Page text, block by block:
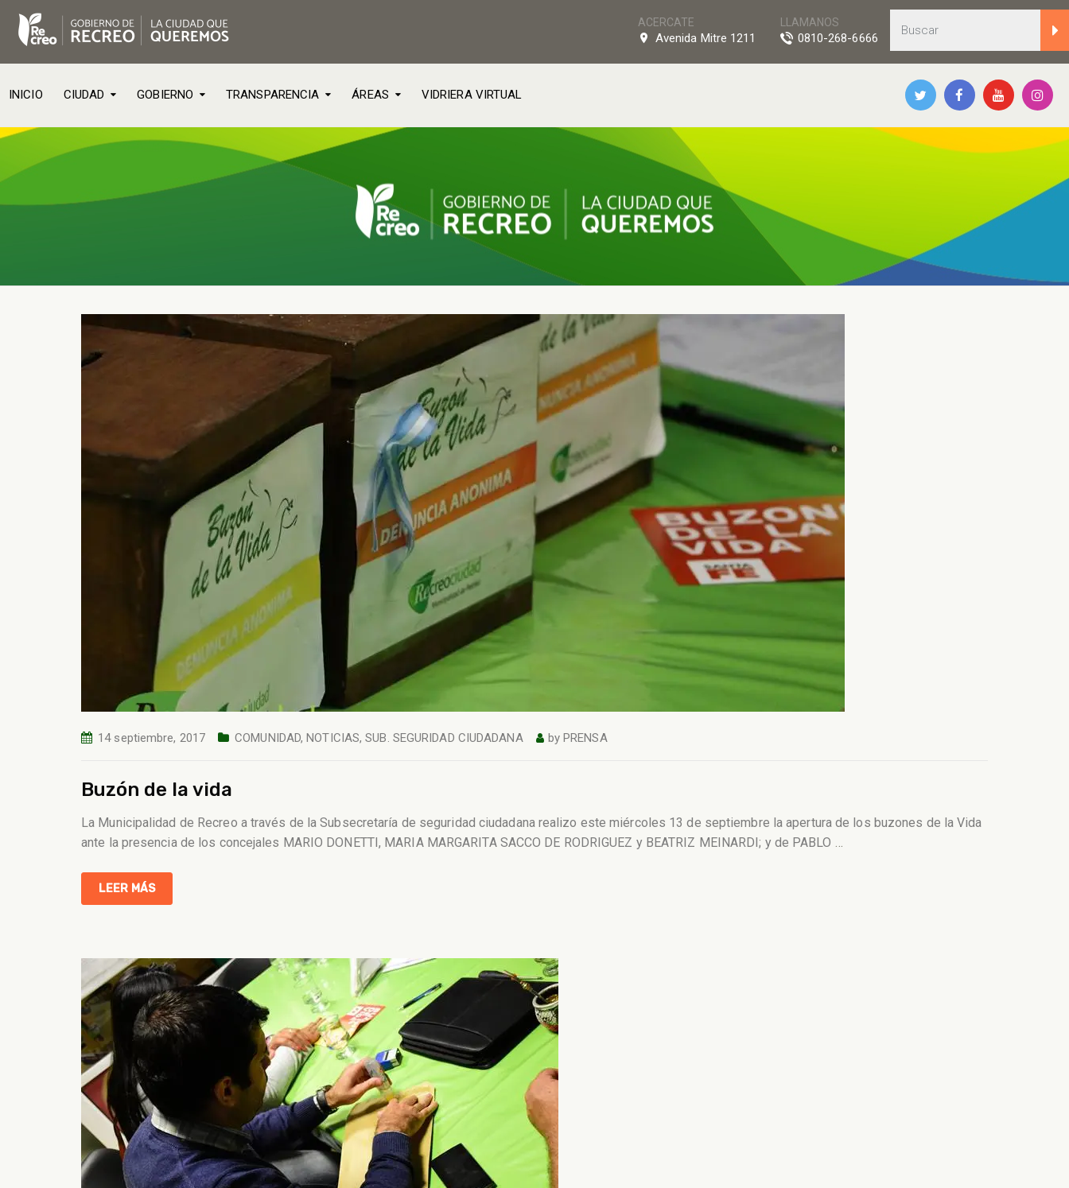
LLAMANOS
0810-268-6666
ACERCATE
Avenida Mitre 1211
INICIO CIUDAD GOBIERNO TRANSPARENCIA ÁREAS VIDRIERA VIRTUAL
14 septiembre, 2017 COMUNIDAD,NOTICIAS,SUB. SEGURIDAD CIUDADANA byPRENSA
Buzón de la vida
La Municipalidad de Recreo a través de la Subsecretaría de seguridad ciudadana realizo este miércoles 13 de septiembre la apertura de los buzones de la Vida
ante la presencia de los concejales MARIO DONETTI, MARIA MARGARITA SACCO DE RODRIGUEZ y BEATRIZ MEINARDI; y de PABLO …
LEER MÁS